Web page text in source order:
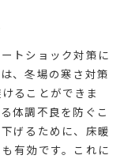
トショック対策に
、冬場の寒さ対策
ることができま
体調不良を防ぐこ
げるために、床暖
有効です。これに